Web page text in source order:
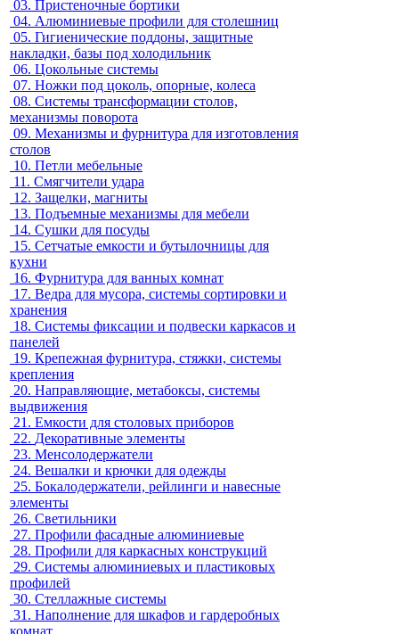
03. Пристеночные бортики
04. Алюминиевые профили для столешниц
05. Гигиенические поддоны, защитные
накладки, базы под холодильник
06. Цокольные системы
07. Ножки под цоколь, опорные, колеса
08. Системы трансформации столов,
механизмы поворота
09. Механизмы и фурнитура для изготовления
столов
10. Петли мебельные
11. Смягчители удара
12. Защелки, магниты
13. Подъемные механизмы для мебели
14. Сушки для посуды
15. Сетчатые емкости и бутылочницы для
кухни
16. Фурнитура для ванных комнат
17. Ведра для мусора, системы сортировки и
хранения
18. Системы фиксации и подвески каркасов и
панелей
19. Крепежная фурнитура, стяжки, системы
крепления
20. Направляющие, метабоксы, системы
выдвижения
21. Емкости для столовых приборов
22. Декоративные элементы
23. Менсолодержатели
24. Вешалки и крючки для одежды
25. Бокалодержатели, рейлинги и навесные
элементы
26. Светильники
27. Профили фасадные алюминиевые
28. Профили для каркасных конструкций
29. Системы алюминиевых и пластиковых
профилей
30. Стеллажные системы
31. Наполнение для шкафов и гардеробных
комнат